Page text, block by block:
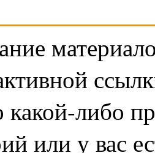
либо
или у вас